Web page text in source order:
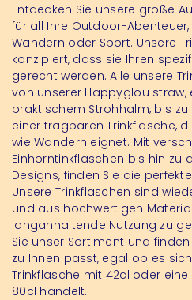
Entdecken Sie unsere große
für all Ihre Outdoor-
Wandern oder Sport. Unsere
konzipiert, dass sie Ihren
gerecht werden. Alle unsere
von unserer Happyglou straw,
praktischem Strohhalm, bis
einer tragbaren Trinkflasche,
wie Wandern eignet. Mit
Einhorntinkflaschen bis hin zu
Designs, finden Sie die
Unsere Trinkflaschen sind
und aus hochwertigen
langanhaltende Nutzung zu
Sie unser Sortiment und
zu Ihnen passt, egal ob es
Trinkflasche mit 42cl oder
80cl handelt.